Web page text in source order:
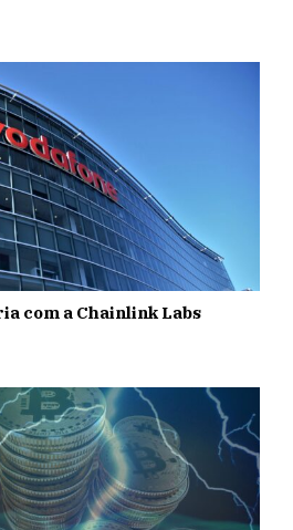
com a Chainlink Labs